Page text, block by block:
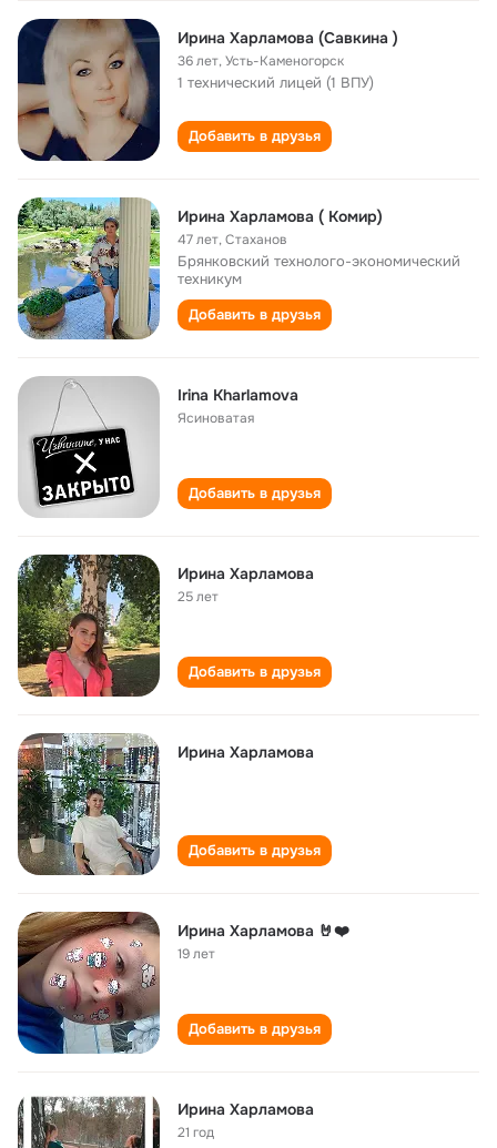
Ирина Харламова (Савкина )
36 лет,Усть-Каменогорск
1 технический лицей (1 ВПУ)
Добавить в друзья
Ирина Харламова ( Комир)
47 лет,Стаханов
Брянковский технолого-экономический
техникум
Добавить в друзья
Irina Kharlamova
Ясиноватая
Добавить в друзья
Ирина Харламова
25 лет
Добавить в друзья
Ирина Харламова
Добавить в друзья
Ирина Харламова 🤘❤️
19 лет
Добавить в друзья
Ирина Харламова
21 год